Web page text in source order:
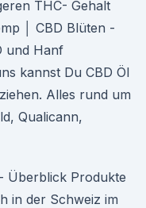
THC- Gehalt
│ CBD Blüten -
und Hanf
kannst Du CBD Öl
Alles rund um
Qualicann,
Überblick Produkte
in der Schweiz im